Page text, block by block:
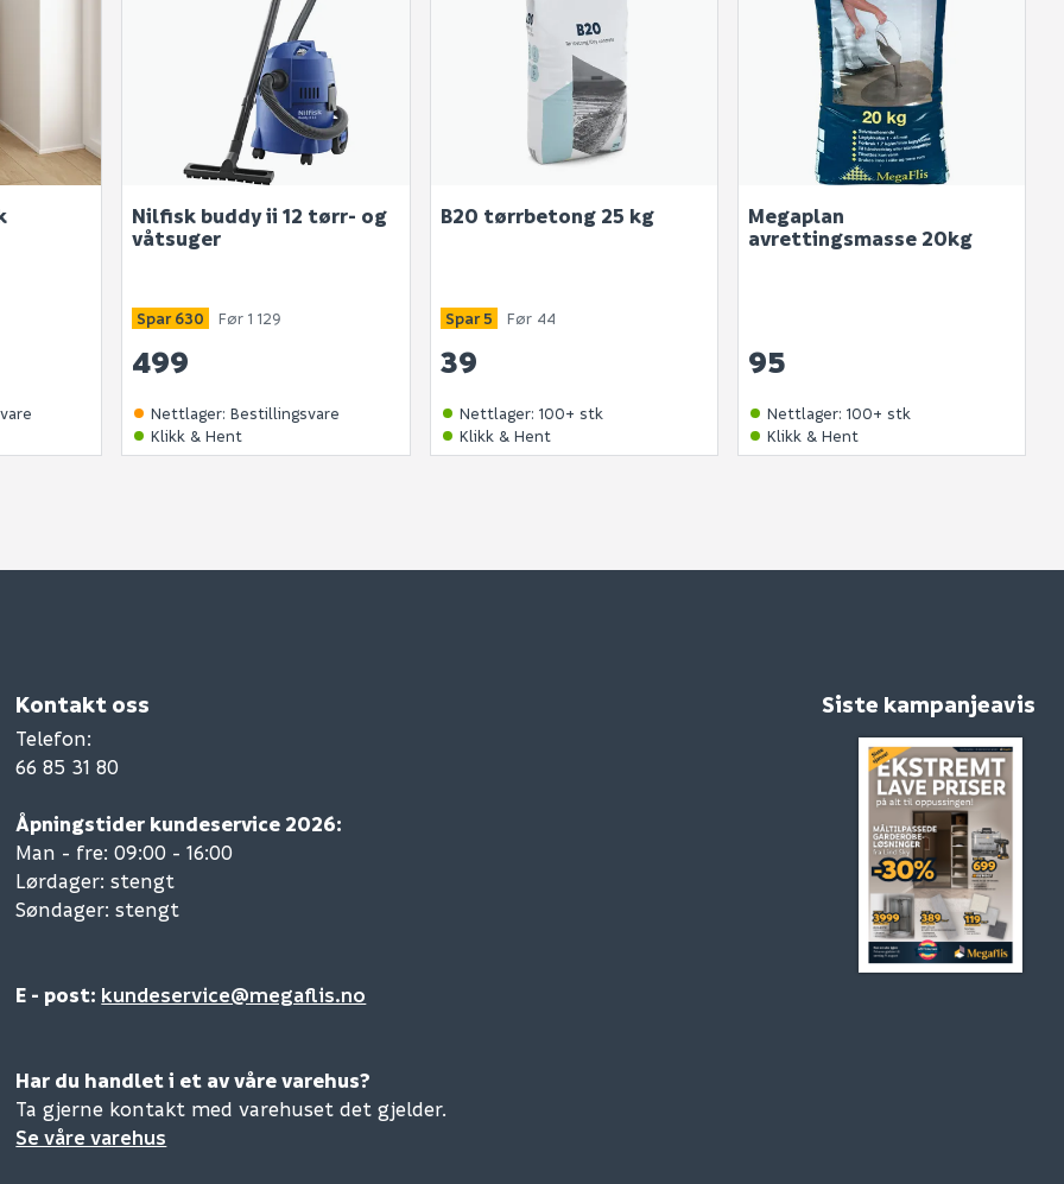
Nilfisk buddy ii 12 tørr- og
våtsuger
499
Spar 630 Før 1 129
Nettlager:Bestillingsvare
Klikk & Hent
B20 tørrbetong 25 kg
39
Spar 5 Før 44
Nettlager: 100+ stk
Klikk & Hent
Megaplan
avrettingsmasse 20kg
95
Nettlager: 100+ stk
Klikk & Hent
Kontakt oss
Telefon:
66 85 31 80
Åpningstider kundeservice 2026:
Man - fre: 09:00 - 16:00
Lørdager: stengt
Søndager: stengt
E - post: kundeservice@megaflis.no
Har du handlet i et av våre varehus?
Ta gjerne kontakt med varehuset det gjelder.
Se våre varehus
Siste kampanjeavis